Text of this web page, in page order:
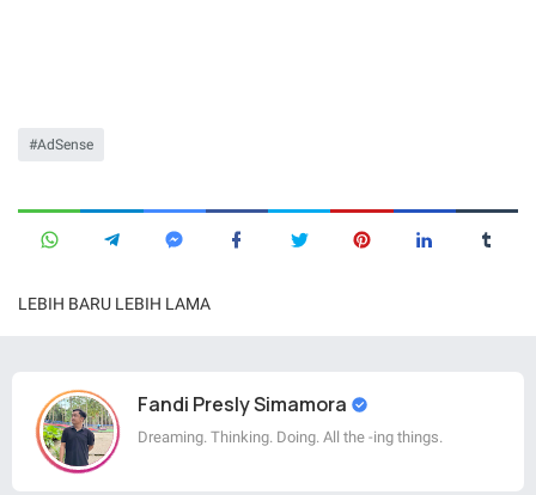
AdSense
LEBIH BARU LEBIH LAMA
Fandi Presly Simamora
Dreaming. Thinking. Doing. All the -ing things.